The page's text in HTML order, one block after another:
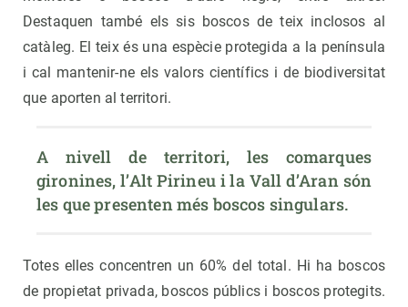
Destaquen també els sis boscos de teix inclosos al
catàleg. El teix és una espècie protegida a la península
i cal mantenir-ne els valors científics i de biodiversitat
que aporten al territori.
A nivell de territori, les comarques
gironines, l’Alt Pirineu i la Vall d’Aran són
les que presenten més boscos singulars.
Totes elles concentren un 60% del total. Hi ha boscos
de propietat privada, boscos públics i boscos protegits.